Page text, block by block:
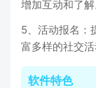
增加互动和了解
5、活动报名：
富多样的社交活
软件特色